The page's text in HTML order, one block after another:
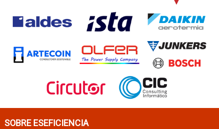
SOBRE ESEFICIENCIA